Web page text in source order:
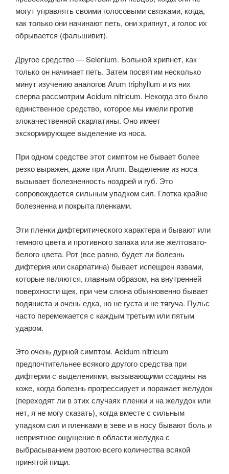
могут управлять своими голосовыми связками, когда,
как только они начинают петь, они хрипнут, и голос их
обрывается (фальшивит).
Другое средство — Selenium. Больной хрипнет, как
только он начинает петь. Затем посвятим несколько
минут изучению аналогов Arum triphyllum и из них
сперва рассмотрим Acidum nitricum. Некогда это было
единственное средство, которое мы имели против
злокачественной скарлатины. Оно имеет
экскориирующее выделение из носа.
При одном средстве этот симптом не бывает более
резко выражен, даже при Arum. Выделение из носа
вызывает болезненность ноздрей и губ. Это
сопровождается сильным упадком сил. Глотка крайне
болезненна и покрыта пленками.
Эти пленки дифтеритического характера и бывают или
темного цвета и противного запаха или же желтовато-
белого цвета. Рот (все равно, будет ли болезнь
дифтерия или скарлатина) бывает испещрен язвами,
которые являются, главным образом, на внутренней
поверхности щек, при чем слюна обыкновенно бывает
водяниста и очень едка, но не густа и не тягуча. Пульс
часто перемежается с каждым третьим или пятым
ударом.
Это очень дурной симптом. Acidum nitricum
предпочтительнее всякого другого средства при
дифтерии с выделениями, вызывающими ссадины на
коже, когда болезнь прогрессирует и поражает желудок
(переходят ли в этих случаях пленки и на желудок или
нет, я не могу сказать), когда вместе с сильным
упадком сил и пленками в зеве и в носу бывают боль и
неприятное ощущение в области желудка с
выбрасыванием рвотою всего количества всякой
принятой пищи.